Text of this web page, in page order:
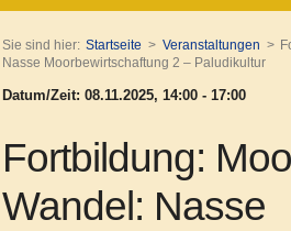
Sie sind hier: Startseite Veranstaltungen
Nasse Moorbewirtschaftung 2 – Paludikultur
Datum/Zeit: 08.11.2025, 14:00 - 17:00
Fortbildung:
Wandel: Nasse